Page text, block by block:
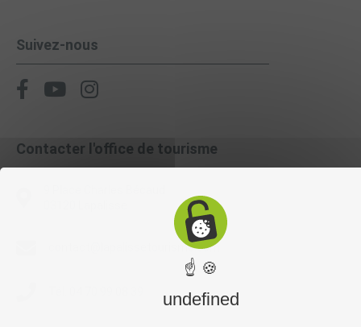
Suivez-nous
Contacter l'office de tourisme
contact@lapalissetourisme.com
☝ 🍪
undefined